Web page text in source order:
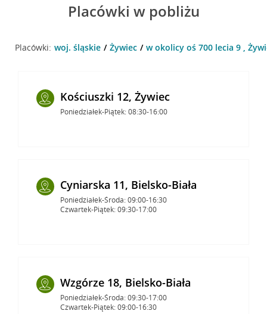
Placówki w pobliżu
Placówki: woj. śląskie Żywiec w okolicy oś 700 lecia 9 ,
Kościuszki 12, Żywiec
Poniedziałek-Piątek: 08:30-16:00
Cyniarska 11, Bielsko-Biała
Poniedziałek-Środa: 09:00-16:30
Czwartek-Piątek: 09:30-17:00
Wzgórze 18, Bielsko-Biała
Poniedziałek-Środa: 09:30-17:00
Czwartek-Piątek: 09:00-16:30